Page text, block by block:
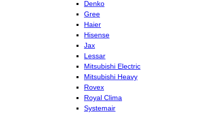
Denko
Gree
Haier
Hisense
Jax
Lessar
Mitsubishi Electric
Mitsubishi Heavy
Rovex
Royal Clima
Systemair